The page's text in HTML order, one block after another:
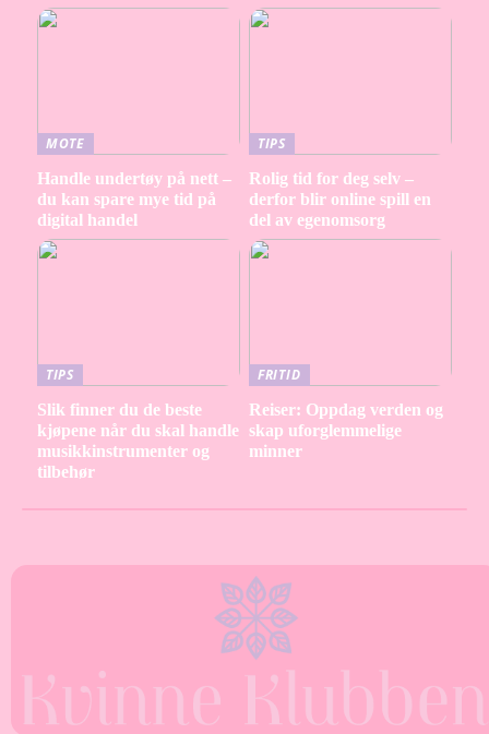
MOTE
Handle undertøy på nett –
du kan spare mye tid på
digital handel
TIPS
Rolig tid for deg selv –
derfor blir online spill en
del av egenomsorg
TIPS
Slik finner du de beste
kjøpene når du skal handle
musikkinstrumenter og
tilbehør
FRITID
Reiser: Oppdag verden og
skap uforglemmelige
minner